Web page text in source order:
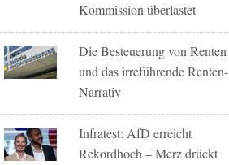
Kommission überlastet
Die Besteuerung von Renten
und das irreführende Renten-
Narrativ
Infratest: AfD erreicht
Rekordhoch – Merz drückt